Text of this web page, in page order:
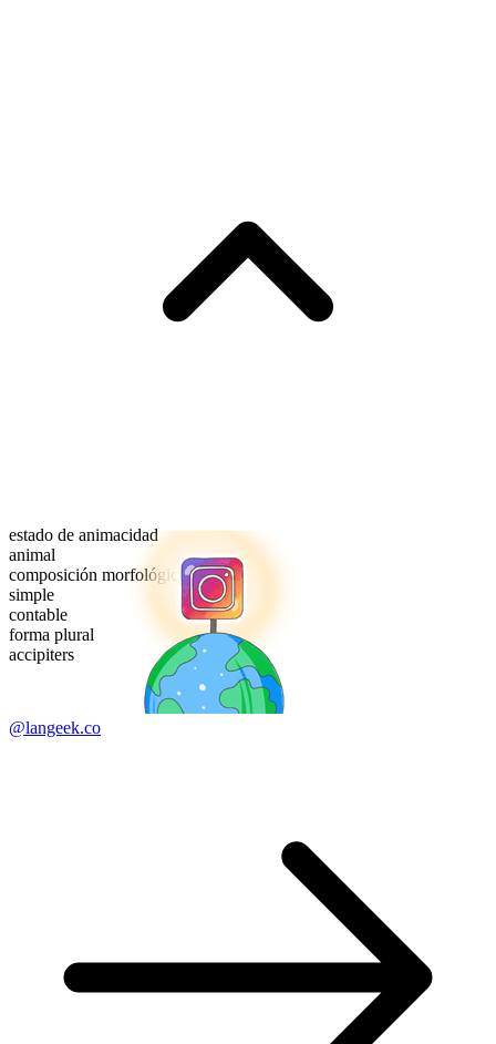
estado de animacidad
animal
composición morfológica
simple
contable
forma plural
accipiters
@langeek.co